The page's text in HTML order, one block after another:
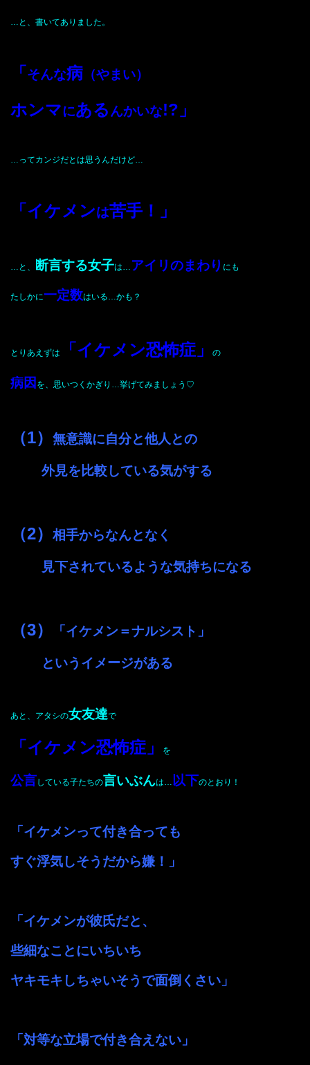
…と、書いてありました。
「 そんな病 （やまい）
ホンマにあるんかいな!?」
…ってカンジだとは思うんだけど…
「イケメンは苦手！」
…と、 断言する女子は…アイリのまわり にも
たしかに一定数はいる…かも？
とりあえずは 「イケメン恐怖症」 の
病因 を、 思いつくかぎり…挙げてみましょう♡
（1） 無意識に自分と他人との
外見を比較している気がする
（2） 相手からなんとなく
見下されているような気持ちになる
（3） 「イケメン＝ナルシスト」
というイメージがある
あと、アタシの女友達で
「イケメン恐怖症」 を
公言している子たちの言いぶんは…以下のとおり！
「イケメンって付き合っても
すぐ浮気しそうだから嫌！」
「イケメンが彼氏だと、
些細なことにいちいち
ヤキモキしちゃいそうで面倒くさい」
「対等な立場で付き合えない」